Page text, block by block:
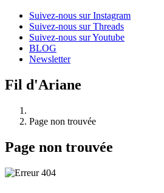
Suivez-nous sur Instagram
Suivez-nous sur Threads
Suivez-nous sur Youtube
BLOG
Newsletter
Fil d'Ariane
Page non trouvée
Page non trouvée